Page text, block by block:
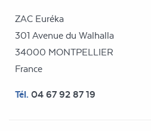
ZAC Euréka
301 Avenue du Walhalla
34000 MONTPELLIER
France
Tél. 04 67 92 87 19